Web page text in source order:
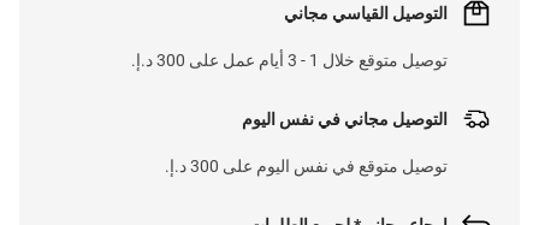
التوصيل القياسي مجاني
توصيل متوقع خلال 1 - 3 أيام عمل على 300 د.إ.
التوصيل مجاني في نفس اليوم
توصيل متوقع في نفس اليوم على 300 د.إ.